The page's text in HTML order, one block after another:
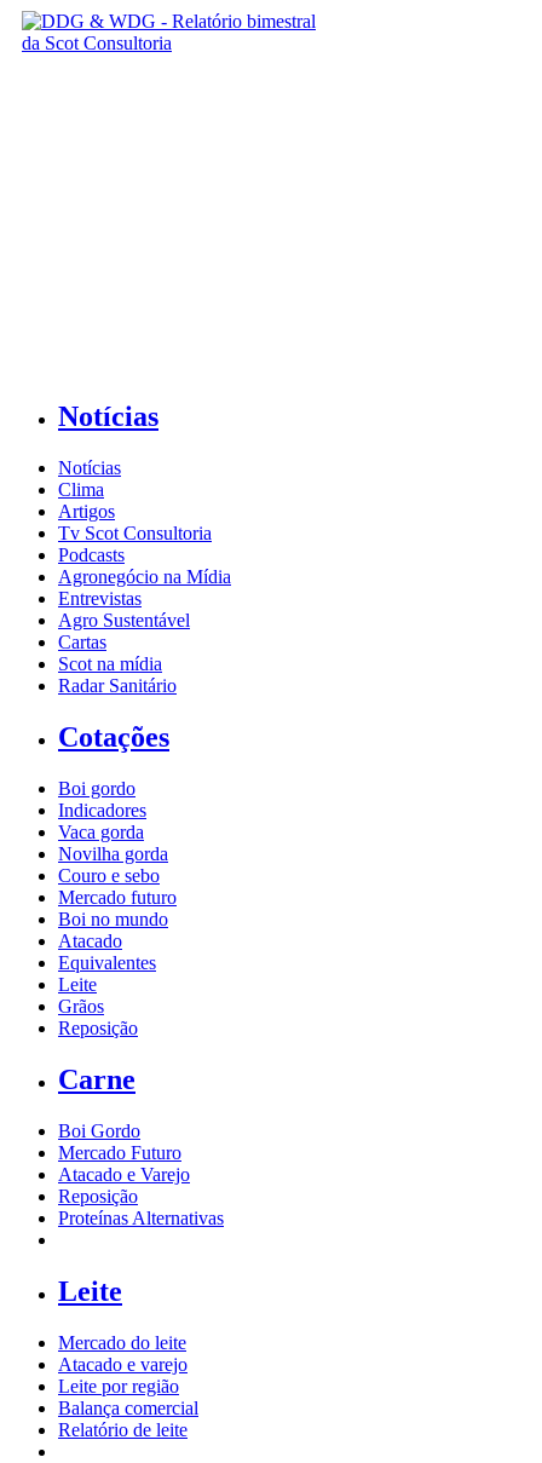
Notícias
Notícias
Clima
Artigos
Tv Scot Consultoria
Podcasts
Agronegócio na Mídia
Entrevistas
Agro Sustentável
Cartas
Scot na mídia
Radar Sanitário
Cotações
Boi gordo
Indicadores
Vaca gorda
Novilha gorda
Couro e sebo
Mercado futuro
Boi no mundo
Atacado
Equivalentes
Leite
Grãos
Reposição
Carne
Boi Gordo
Mercado Futuro
Atacado e Varejo
Reposição
Proteínas Alternativas
Leite
Mercado do leite
Atacado e varejo
Leite por região
Balança comercial
Relatório de leite